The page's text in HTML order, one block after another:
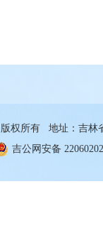
权所有 地址：吉林
吉公网安备